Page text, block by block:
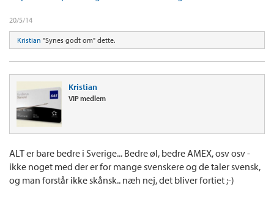
Link
20/5/14
Kristian "Synes godt om" dette.
Kristian
VIP medlem
ALT er bare bedre i Sverige... Bedre øl, bedre AMEX, osv osv -
ikke noget med der er for mange svenskere og de taler svensk,
og man forstår ikke skånsk.. næh nej, det bliver fortiet ;-)